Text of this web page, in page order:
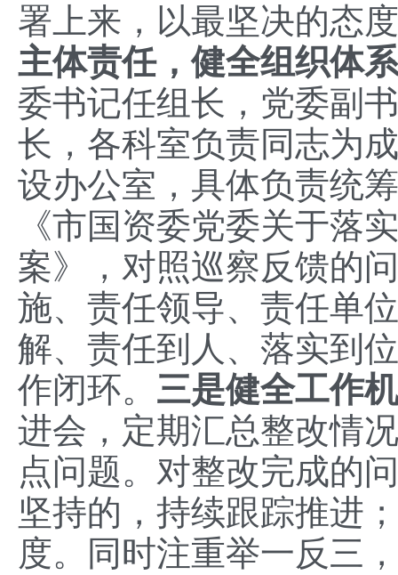
署上来，以最坚决的态
主体责任，健全组织体
委书记任组长，党委副
长，各科室负责同志为
设办公室，具体负责统
《市国资委党委关于落
案》，对照巡察反馈的
施、责任领导、责任单
解、责任到人、落实到
作闭环。 三是健全工作
进会，定期汇总整改情
点问题。对整改完成的
坚持的，持续跟踪推进
度。同时注重举一反三